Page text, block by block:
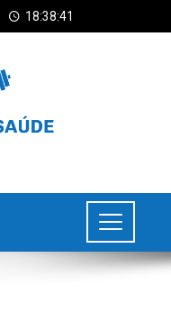
18:38:41